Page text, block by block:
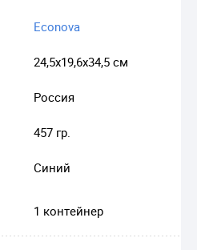
Econova
24,5х19,6х34,5 см
Россия
457 гр.
Синий
1 контейнер